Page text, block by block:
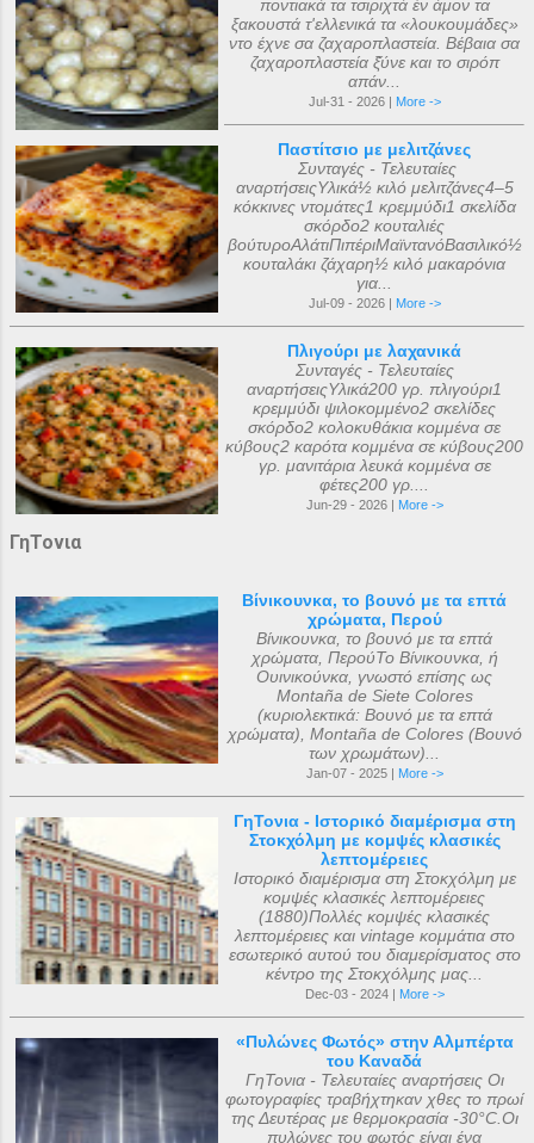
ποντιακά τα τσιριχτά έν άμον τα
ξακουστά τ'ελλενικά τα «λουκουμάδες»
ντο έχνε σα ζαχαροπλαστεία. Βέβαια σα
ζαχαροπλαστεία ξ̌ύνε και το σιρόπ
απάν...
Jul-31 - 2026 | More ->
Παστίτσιο με μελιτζάνες
Συνταγές - Τελευταίες
αναρτήσειςΥλικά½ κιλό μελιτζάνες4–5
κόκκινες ντομάτες1 κρεμμύδι1 σκελίδα
σκόρδο2 κουταλιές
βούτυροΑλάτιΠιπέριΜαϊντανόΒασιλικό½
κουταλάκι ζάχαρη½ κιλό μακαρόνια
για...
Jul-09 - 2026 | More ->
Πλιγούρι με λαχανικά
Συνταγές - Τελευταίες
αναρτήσειςΥλικά200 γρ. πλιγούρι1
κρεμμύδι ψιλοκομμένο2 σκελίδες
σκόρδο2 κολοκυθάκια κομμένα σε
κύβους2 καρότα κομμένα σε κύβους200
γρ. μανιτάρια λευκά κομμένα σε
φέτες200 γρ....
Jun-29 - 2026 | More ->
ΓηΤονια
Βίνικουνκα, το βουνό με τα επτά
χρώματα, Περού
Βίνικουνκα, το βουνό με τα επτά
χρώματα, ΠερούΤο Βίνικουνκα, ή
Ουινικούνκα, γνωστό επίσης ως
Montaña de Siete Colores
(κυριολεκτικά: Βουνό με τα επτά
χρώματα), Montaña de Colores (Βουνό
των χρωμάτων)...
Jan-07 - 2025 | More ->
ΓηΤονια - Ιστορικό διαμέρισμα στη
Στοκχόλμη με κομψές κλασικές
λεπτομέρειες
Ιστορικό διαμέρισμα στη Στοκχόλμη με
κομψές κλασικές λεπτομέρειες
(1880)Πολλές κομψές κλασικές
λεπτομέρειες και vintage κομμάτια στο
εσωτερικό αυτού του διαμερίσματος στο
κέντρο της Στοκχόλμης μας...
Dec-03 - 2024 | More ->
«Πυλώνες Φωτός» στην Αλμπέρτα
του Καναδά
ΓηΤονια - Τελευταίες αναρτήσεις Οι
φωτογραφίες τραβήχτηκαν χθες το πρωί
της Δευτέρας με θερμοκρασία -30°C.Οι
πυλώνες του φωτός είναι ένα